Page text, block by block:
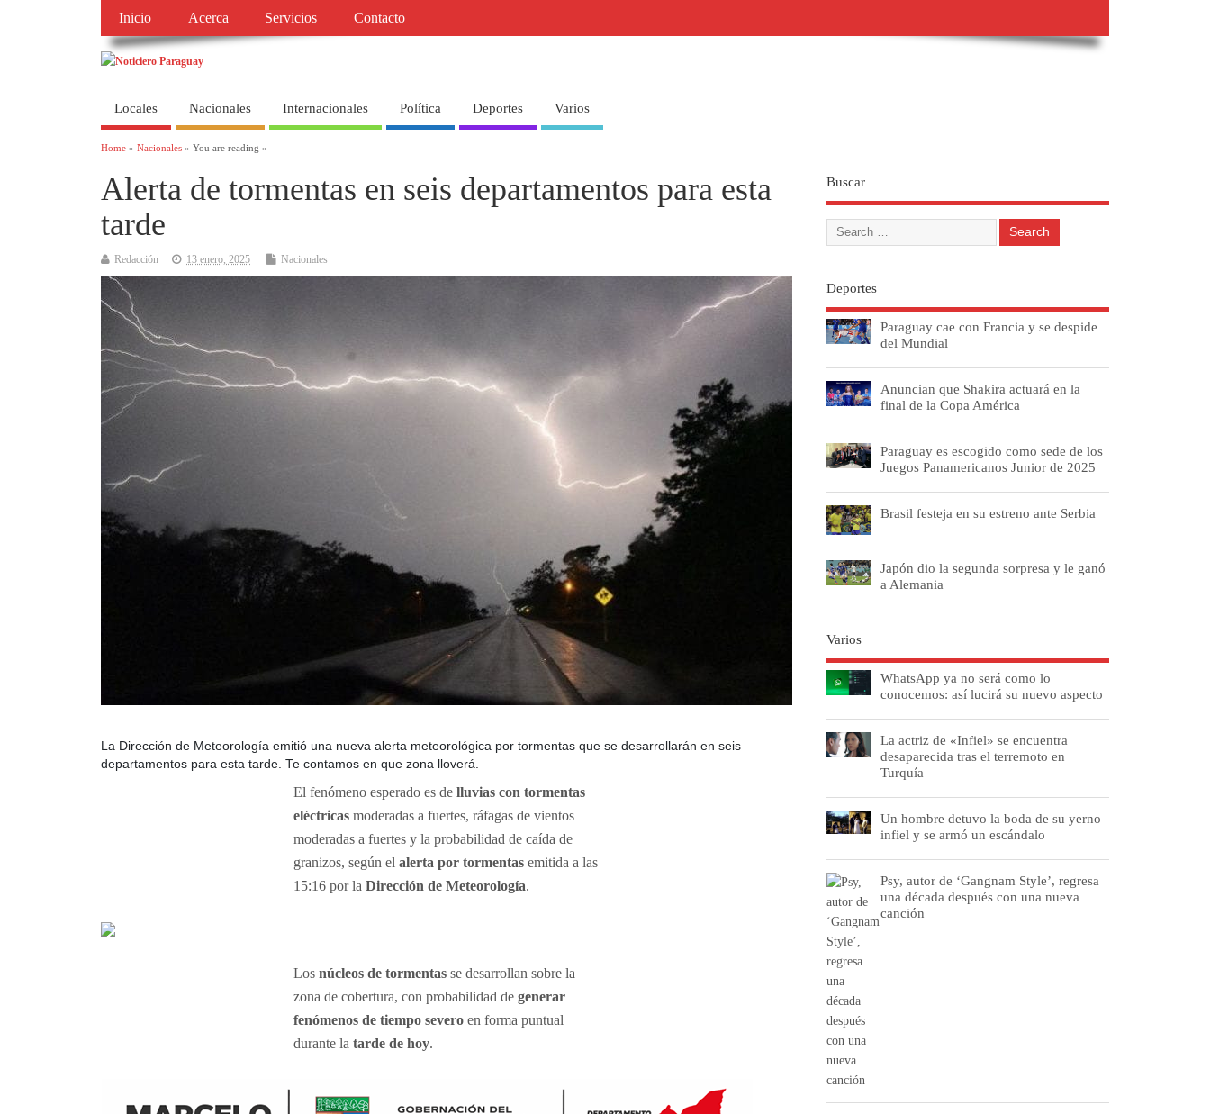
Inicio Acerca Servicios Contacto
Locales Nacionales Internacionales Política Deportes Varios
Home » Nacionales » You are reading »
Alerta de tormentas en seis departamentos para esta
tarde
Redacción 13 enero, 2025 Nacionales
La Dirección de Meteorología emitió una nueva alerta meteorológica por tormentas que se desarrollarán en seis
departamentos para esta tarde. Te contamos en que zona lloverá.
El fenómeno esperado es de lluvias con tormentas
eléctricasmoderadas a fuertes, ráfagas de vientos
moderadas a fuertes y la probabilidad de caída de
granizos, según el alerta por tormentasemitida a las
15:16 por la Dirección de Meteorología.
Los núcleos de tormentas se desarrollan sobre la
zona de cobertura, con probabilidad degenerar
fenómenos de tiempo severo en forma puntual
durante la tarde de hoy.
Buscar
Deportes
Paraguay cae con Francia y se despide
del Mundial
Anuncian que Shakira actuará en la
final de la Copa América
Paraguay es escogido como sede de los
Juegos Panamericanos Junior de 2025
Brasil festeja en su estreno ante Serbia
Japón dio la segunda sorpresa y le ganó
a Alemania
Varios
WhatsApp ya no será como lo
conocemos: así lucirá su nuevo aspecto
La actriz de «Infiel» se encuentra
desaparecida tras el terremoto en
Turquía
Un hombre detuvo la boda de su yerno
infiel y se armó un escándalo
Psy, autor de ‘Gangnam Style’, regresa
una década después con una nueva
canción